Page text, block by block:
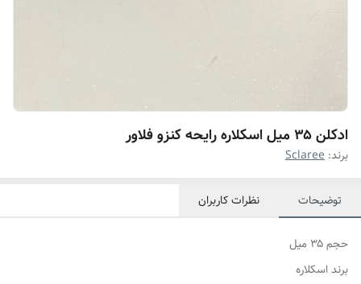
ادکلن ۳۵ میل اسکلاره رایحه کنزو فلاور
برند: Sclaree
توضیحات نظرات کاربران
حجم ۳۵ میل
برند اسکلاره